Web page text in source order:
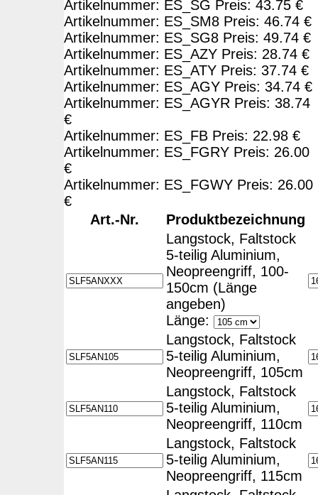
Artikelnummer: ES_SG Preis: 43.75 €
Artikelnummer: ES_SM8 Preis: 46.74 €
Artikelnummer: ES_SG8 Preis: 49.74 €
Artikelnummer: ES_AZY Preis: 28.74 €
Artikelnummer: ES_ATY Preis: 37.74 €
Artikelnummer: ES_AGY Preis: 34.74 €
Artikelnummer: ES_AGYR Preis: 38.74
€
Artikelnummer: ES_FB Preis: 22.98 €
Artikelnummer: ES_FGRY Preis: 26.00
€
Artikelnummer: ES_FGWY Preis: 26.00
€
Art.-Nr.
Produktbezeichnung
Langstock, Faltstock
5-teilig Aluminium,
Neopreengriff, 100-
150cm (Länge
angeben)
Länge:
Langstock, Faltstock
5-teilig Aluminium,
Neopreengriff, 105cm
Langstock, Faltstock
5-teilig Aluminium,
Neopreengriff, 110cm
Langstock, Faltstock
5-teilig Aluminium,
Neopreengriff, 115cm